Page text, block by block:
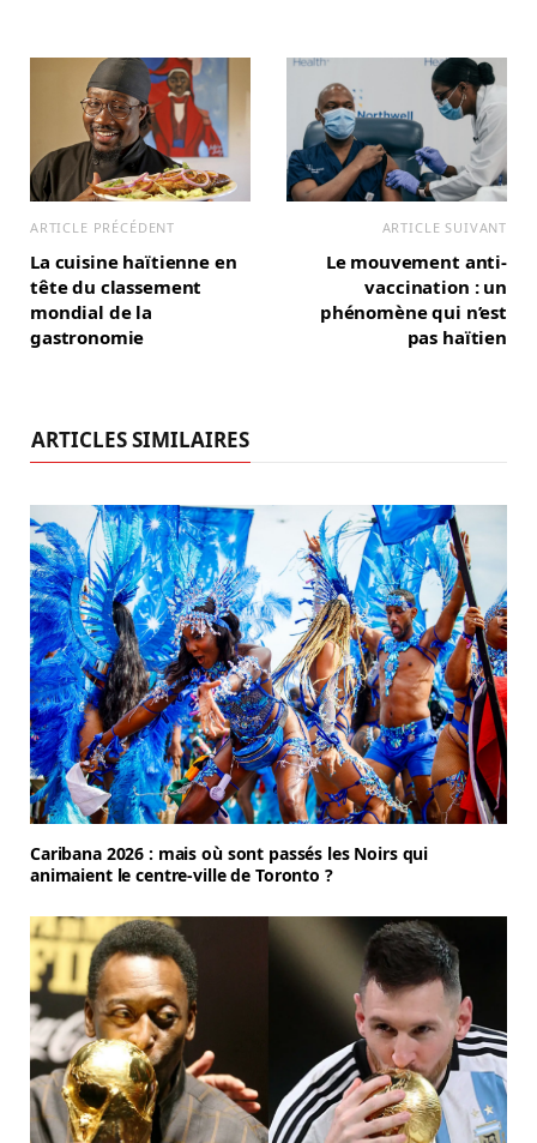
ARTICLE PRÉCÉDENT
La cuisine haïtienne en
tête du classement
mondial de la
gastronomie
ARTICLE SUIVANT
Le mouvement anti-
vaccination : un
phénomène qui n’est
pas haïtien
ARTICLES SIMILAIRES
Caribana 2026 : mais où sont passés les Noirs qui
animaient le centre-ville de Toronto ?